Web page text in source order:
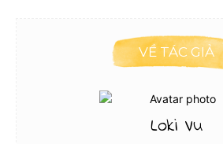
VỀ TÁC GIẢ
Loki Vu